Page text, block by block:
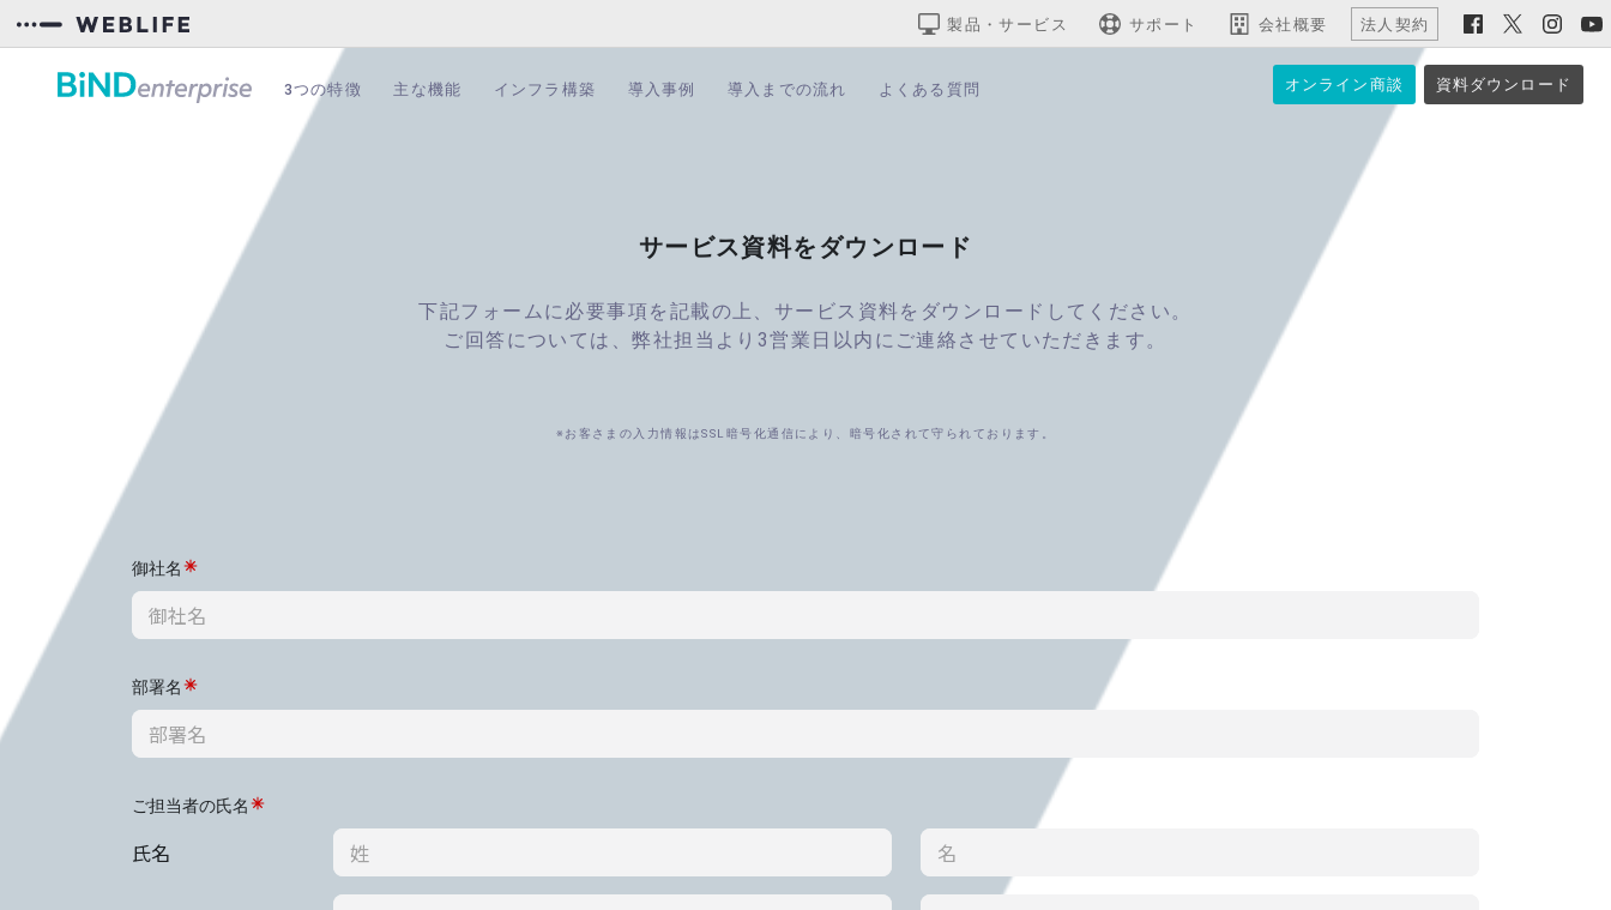
製品・サービス サポート 会社概要 法人契約
3つの特徴 主な機能 インフラ構築 導入事例 導入までの流れ よくある質問 オンライン商談 資料ダウンロード
サービス資料をダウンロード
下記フォームに必要事項を記載の上、サービス資料をダウンロードしてください。
ご回答については、弊社担当より3営業日以内にご連絡させていただきます。
※お客さまの入力情報はSSL暗号化通信により、暗号化されて守られております。